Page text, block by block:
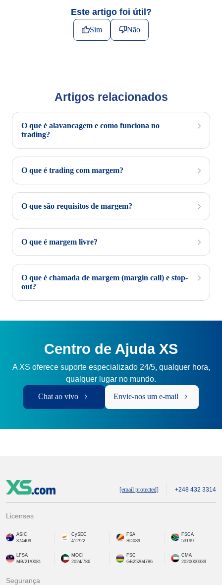
Este artigo foi útil?
Sim Não
Artigos relacionados
O que é alavancagem e como funciona no
trading?
O que é trading com margem?
O que são requisitos de margem?
O que é margem livre?
O que é chamada de margem (margin call) e stop-
out?
Centro de Ajuda XS
A XS oferece suporte especializado 24/5, qualquer hora,
qualquer lugar no mundo.
Chat ao vivo Envie-nos um e-mail
[email protected] +248 432 3314
Licenses
ASIC
374409
CySEC
412/22
FSA
SD089
FSCA
53199
LFSA
MB/21/0081
MOCI
2024/786
FSC
GB25204786
CMA
2020000339
Segurança